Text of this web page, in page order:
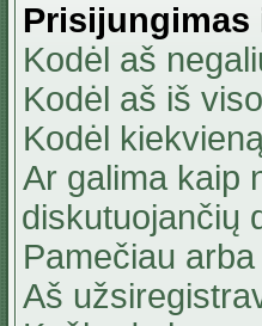
Kodėl aš
Kodėl aš iš
Kodėl
Ar galima kaip
diskutuojančių
Pamečiau
Aš